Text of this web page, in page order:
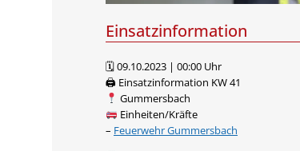
Einsatzinformation
🗓 09.10.2023 | 00:00 Uhr
🖨 Einsatzinformation KW 41
Gummersbach
Einheiten/Kräfte
– Feuerwehr Gummersbach